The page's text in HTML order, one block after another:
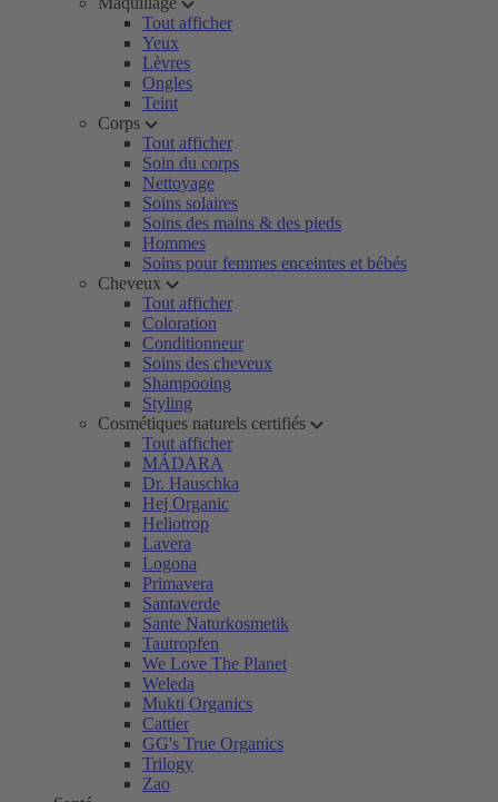
Tout afficher
Yeux
Lèvres
Ongles
Teint
Corps
Tout afficher
Soin du corps
Nettoyage
Soins solaires
Soins des mains & des pieds
Hommes
Soins pour femmes enceintes et bébés
Cheveux
Tout afficher
Coloration
Conditionneur
Soins des cheveux
Shampooing
Styling
Cosmétiques naturels certifiés
Tout afficher
MÁDARA
Dr. Hauschka
Hej Organic
Heliotrop
Lavera
Logona
Primavera
Santaverde
Sante Naturkosmetik
Tautropfen
We Love The Planet
Weleda
Mukti Organics
Cattier
GG's True Organics
Trilogy
Zao